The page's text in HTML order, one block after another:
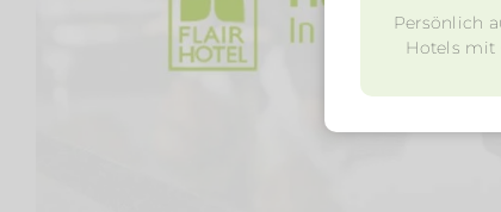
Persönlich
Hotels mit